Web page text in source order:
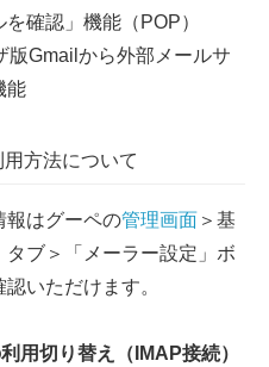
確認」機能（POP）
版Gmailから外部メールサ
能
方法について
報はグーペの管理画面 ＞基
ブ＞「メーラー設定」ボ
いただけます。
用切り替え（IMAP接続）